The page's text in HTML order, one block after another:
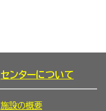
センターについて
施設の概要